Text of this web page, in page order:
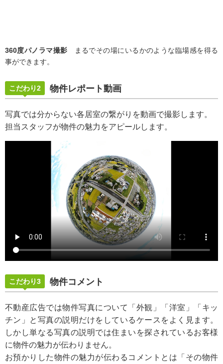
360度パノラマ撮影
まるでその場にいるかのような臨場感を得る
事ができます。
こだわり2 物件レポート動画
写真では分からない各居室の繋がりを動画で撮影します。
担当スタッフが物件の魅力をアピールします。
こだわり3 物件コメント
不動産広告では物件写真について「外観」「洋室」「キッ
チン」と写真の説明だけをしているケースをよく見ます。
しかし単なる写真の説明では住まいを探されているお客様
に物件の魅力が伝わりません。
お預かりした物件の魅力が伝わるコメントとは「その物件